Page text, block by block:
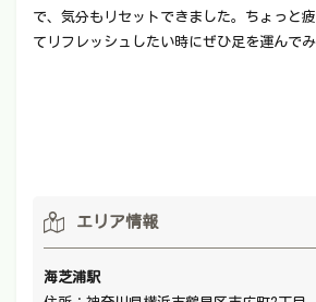
で、気分もリセットできました。ちょっと
てリフレッシュしたい時にぜひ足を運んで
エリア情報
海芝浦駅